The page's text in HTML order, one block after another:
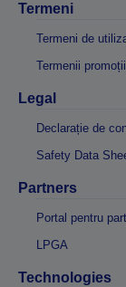
Termeni
Termeni de
Termenii
Legal
Declarație de
Safety Data
Partners
Portal pentru
LPGA
Technologies